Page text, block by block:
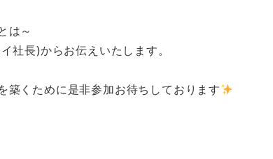
は～
社長)からお伝えいたします。
築くために是非参加お待ちしております